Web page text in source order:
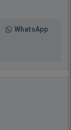
WhatsApp